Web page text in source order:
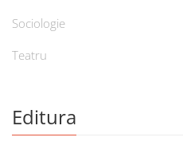
Sociologie
Teatru
Editura